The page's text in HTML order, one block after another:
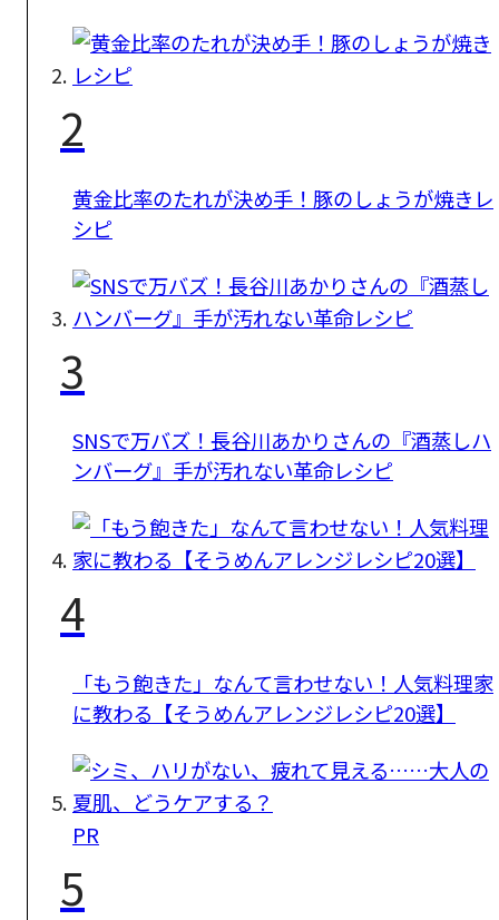
2
黄金比率のたれが決め手！豚のしょうが焼きレ
シピ
3
SNSで万バズ！長谷川あかりさんの『酒蒸しハ
ンバーグ』手が汚れない革命レシピ
4
「もう飽きた」なんて言わせない！人気料理家
に教わる【そうめんアレンジレシピ20選】
PR
5